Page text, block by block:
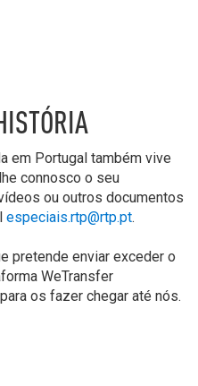
em Portugal também vive
connosco o seu
ou outros documentos
especiais.rtp@rtp.pt.
pretende enviar exceder o
WeTransfer
os fazer chegar até nós.